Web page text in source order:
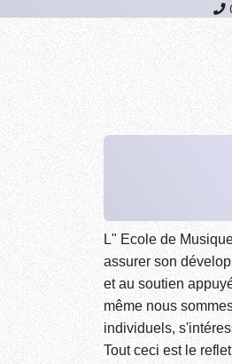
L" Ecole de
assurer son
et au soutien
même nous
individuels,
Tout ceci est le